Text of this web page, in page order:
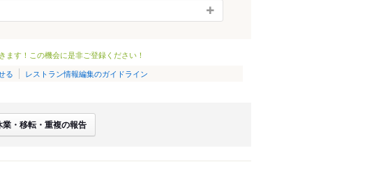
す！この機会に是非ご登録ください！
る レストラン情報編集のガイドライン
業・移転・重複の報告